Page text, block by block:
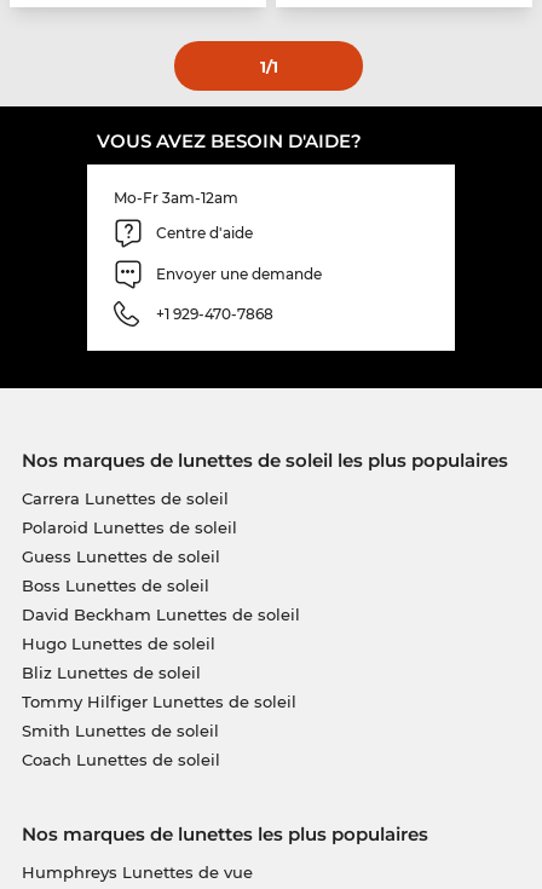
1/1
VOUS AVEZ BESOIN D'AIDE?
Mo-Fr 3am-12am
Centre d'aide
Envoyer une demande
+1 929-470-7868
Nos marques de lunettes de soleil les plus populaires
Carrera Lunettes de soleil
Polaroid Lunettes de soleil
Guess Lunettes de soleil
Boss Lunettes de soleil
David Beckham Lunettes de soleil
Hugo Lunettes de soleil
Bliz Lunettes de soleil
Tommy Hilfiger Lunettes de soleil
Smith Lunettes de soleil
Coach Lunettes de soleil
Nos marques de lunettes les plus populaires
Humphreys Lunettes de vue